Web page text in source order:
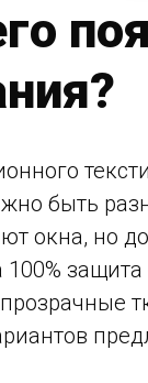
быть
окна, но